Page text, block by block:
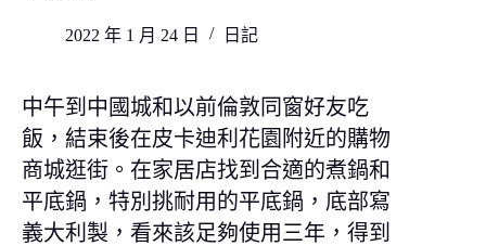
2022 年 1 月 24 日 日記
中午到中國城和以前倫敦同窗好友吃
飯，結束後在皮卡迪利花園附近的購物
商城逛街。在家居店找到合適的煮鍋和
平底鍋，特別挑耐用的平底鍋，底部寫
義大利製，看來該足夠使用三年，得到